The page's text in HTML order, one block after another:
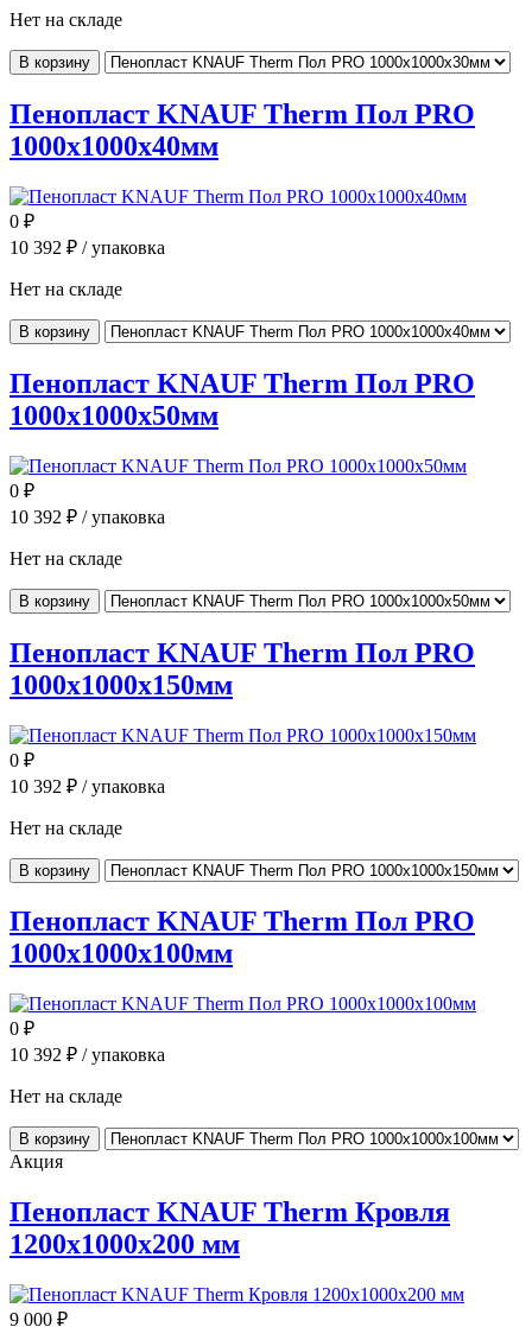
Нет на складе
В корзину
Пенопласт KNAUF Therm Пол PRO
1000x1000x40мм
0 ₽
10 392 ₽ / упаковка
Нет на складе
В корзину
Пенопласт KNAUF Therm Пол PRO
1000x1000x50мм
0 ₽
10 392 ₽ / упаковка
Нет на складе
В корзину
Пенопласт KNAUF Therm Пол PRO
1000x1000x150мм
0 ₽
10 392 ₽ / упаковка
Нет на складе
В корзину
Пенопласт KNAUF Therm Пол PRO
1000x1000x100мм
0 ₽
10 392 ₽ / упаковка
Нет на складе
В корзину
Акция
Пенопласт KNAUF Therm Кровля
1200x1000x200 мм
9 000 ₽